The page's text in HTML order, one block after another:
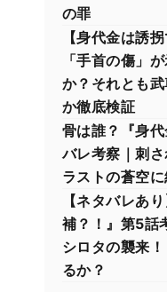
の罪
【身代金は誘
「手首の傷」
か？それとも
か徹底検証
骨は誰？『身
バレ考察｜刺
ラストの蒼空
【ネタバレあ
補？！』第5話
シロタの襲来
るか？